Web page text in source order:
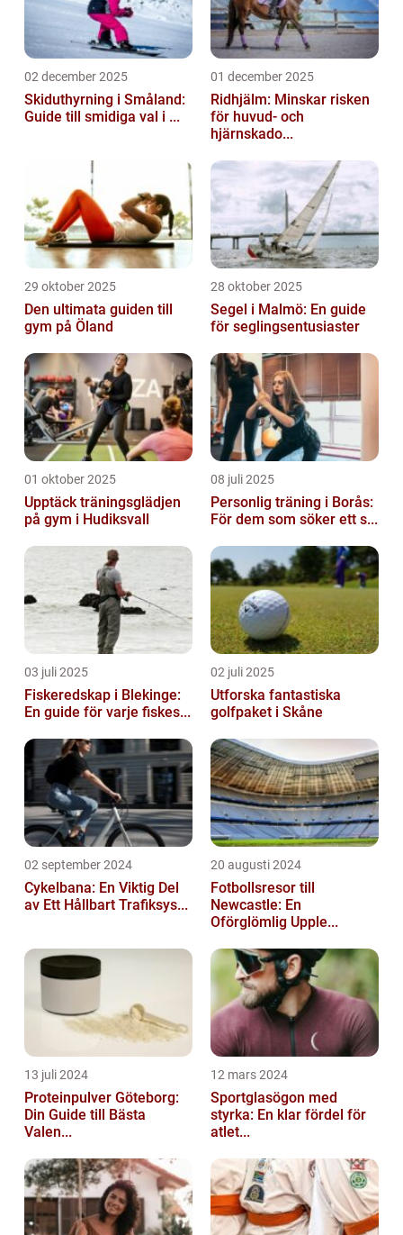
02 december 2025
Skiduthyrning i Småland:
Guide till smidiga val i ...
01 december 2025
Ridhjälm: Minskar risken
för huvud- och
hjärnskado...
29 oktober 2025
Den ultimata guiden till
gym på Öland
28 oktober 2025
Segel i Malmö: En guide
för seglingsentusiaster
01 oktober 2025
Upptäck träningsglädjen
på gym i Hudiksvall
08 juli 2025
Personlig träning i Borås:
För dem som söker ett s...
03 juli 2025
Fiskeredskap i Blekinge:
En guide för varje fiskes...
02 juli 2025
Utforska fantastiska
golfpaket i Skåne
02 september 2024
Cykelbana: En Viktig Del
av Ett Hållbart Trafiksys...
20 augusti 2024
Fotbollsresor till
Newcastle: En
Oförglömlig Upple...
13 juli 2024
Proteinpulver Göteborg:
Din Guide till Bästa
Valen...
12 mars 2024
Sportglasögon med
styrka: En klar fördel för
atlet...